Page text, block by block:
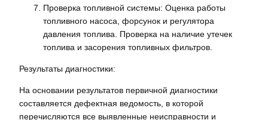
Проверка топливной системы: Оценка работы
топливного насоса, форсунок и регулятора
давления топлива. Проверка на наличие утечек
топлива и засорения топливных фильтров.
Результаты диагностики:
На основании результатов первичной диагностики
составляется дефектная ведомость, в которой
перечисляются все выявленные неисправности и